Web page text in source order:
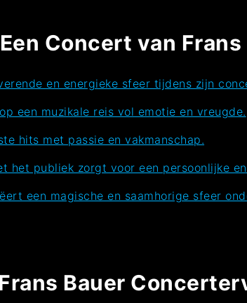
Concert van
en energieke sfeer tijdens zijn
een muzikale reis vol emotie en vreugde.
hits met passie en vakmanschap.
het publiek zorgt voor een persoonlijke
een magische en saamhorige sfeer
Bauer